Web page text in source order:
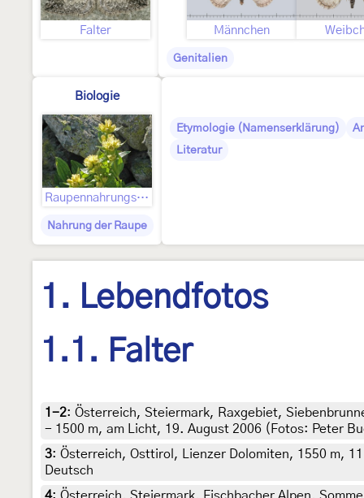
Falter Männchen
Genitalien
Biologie
Raupennahrungspflanzen
Nahrung der Raupe
Etymologie (Namenserklärung)
Literatur
1. Lebendfotos
1.1. Falter
1-2: Österreich, Steiermark, Raxgebiet,
- 1500 m, am Licht, 19. August 2006 (Fotos: Peter
3: Österreich, Osttirol, Lienzer Dolomiten, 1550 m,
Deutsch
4: Österreich, Steiermark, Fischbacher Alpen,